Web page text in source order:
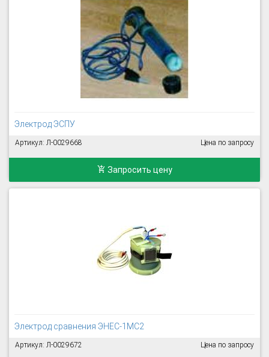
Электрод ЭСПУ
Артикул: Л-0029668 Цена по запросу
Запросить цену
Электрод сравнения ЭНЕС-1МС2
Артикул: Л-0029672 Цена по запросу